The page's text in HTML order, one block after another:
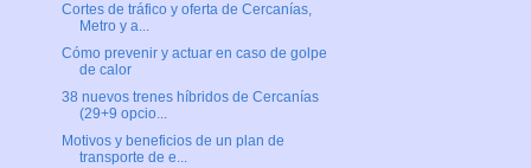
Cortes de tráfico y oferta de Cercanías,
Metro y a...
Cómo prevenir y actuar en caso de golpe
de calor
38 nuevos trenes híbridos de Cercanías
(29+9 opcio...
Motivos y beneficios de un plan de
transporte de e...